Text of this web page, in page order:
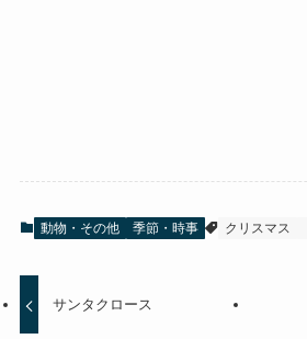
動物・その他 季節・時事 クリスマス
サンタクロース